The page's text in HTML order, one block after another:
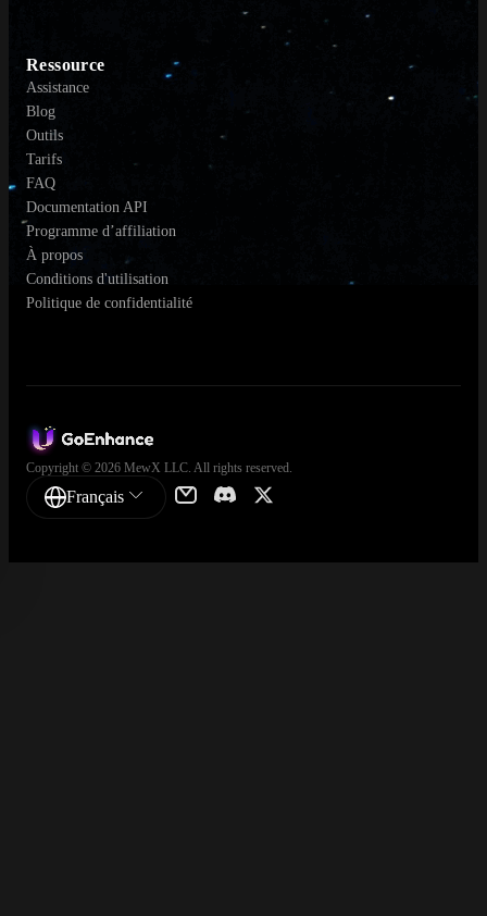
Ressource
Assistance
Blog
Outils
Tarifs
FAQ
Documentation API
Programme d’affiliation
À propos
Conditions d'utilisation
Politique de confidentialité
Copyright © 2026 MewX LLC. All rights reserved.
Français